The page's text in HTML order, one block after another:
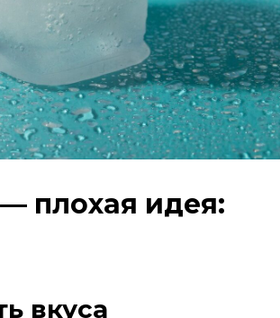
плохая идея:
вкуса